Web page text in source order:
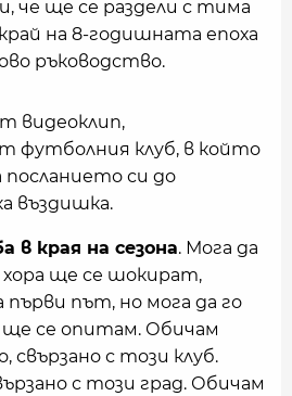
че ще се раздели с тима
край на 8-годишната епоха
ръководство.
видеоклип,
футболния клуб, в който
посланието си до
въздишка.
в края на сезона. Мога да
хора ще се шокират,
първи път, но мога да го
ще се опитам. Обичам
свързано с този клуб.
с този град. Обичам